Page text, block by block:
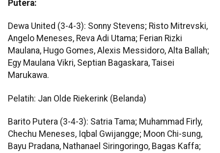
Putera:
Dewa United (3-4-3): Sonny Stevens; Risto Mitrevski,
Angelo Meneses, Reva Adi Utama; Ferian Rizki
Maulana, Hugo Gomes, Alexis Messidoro, Alta Ballah;
Egy Maulana Vikri, Septian Bagaskara, Taisei
Marukawa.
Pelatih: Jan Olde Riekerink (Belanda)
Barito Putera (3-4-3): Satria Tama; Muhammad Firly,
Chechu Meneses, Iqbal Gwijangge; Moon Chi-sung,
Bayu Pradana, Nathanael Siringoringo, Bagas Kaffa;